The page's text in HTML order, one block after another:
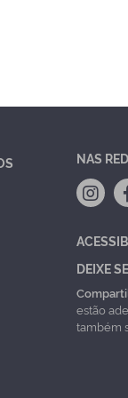
NAS
DEIXE
estão
também